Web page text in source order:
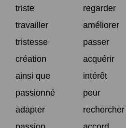
triste
regarder
travailler
améliorer
tristesse
passer
création
acquérir
ainsi que
intérêt
passionné
peur
adapter
rechercher